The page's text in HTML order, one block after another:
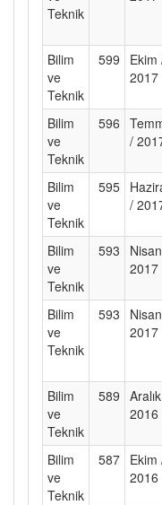
Teknik
Bilim
ve
Teknik
599
Ekim
2017
Bilim
ve
Teknik
596
/
Bilim
ve
Teknik
595
/
Bilim
ve
Teknik
593
2017
Bilim
ve
Teknik
593
2017
Bilim
ve
Teknik
589
2016
Bilim
ve
Teknik
587 Ekim
2016